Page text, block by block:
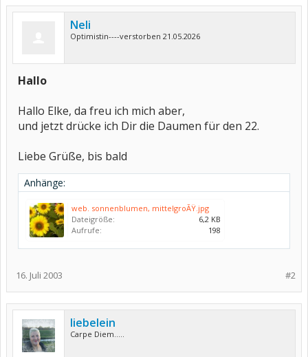
Neli
Optimistin----verstorben 21.05.2026
Hallo
Hallo Elke, da freu ich mich aber,
und jetzt drücke ich Dir die Daumen für den 22.
Liebe Grüße, bis bald
Anhänge:
web. sonnenblumen, mittelgroÃŸ.jpg
Dateigröße:
6,2 KB
Aufrufe:
198
#2
16. Juli 2003
liebelein
Carpe Diem.....